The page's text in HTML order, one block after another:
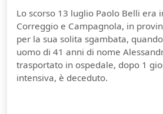
Lo scorso 13 luglio Paolo Belli era
Correggio e Campagnola, in
per la sua solita sgambata,
uomo di 41 anni di nome
trasportato in ospedale, dopo 1
intensiva, è deceduto.